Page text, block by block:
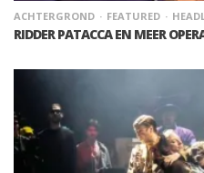
ACHTERGROND FEATURED
RIDDER PATACCA EN MEER